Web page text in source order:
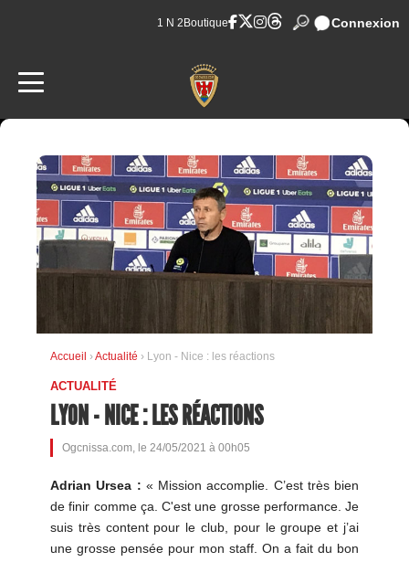
1 N 2 Boutique Connexion
Accueil ›Actualité › Lyon - Nice : les réactions
ACTUALITÉ
LYON - NICE : LES RÉACTIONS
Ogcnissa.com, le 24/05/2021 à 00h05
Adrian Ursea : « Mission accomplie. C’est très bien
de finir comme ça. C'est une grosse performance. Je
suis très content pour le club, pour le groupe et j’ai
une grosse pensée pour mon staff. On a fait du bon